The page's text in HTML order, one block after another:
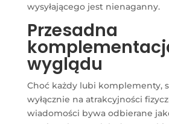
wysyłającego jest nienaganny.
Przesadna
wyglądu
Choć każdy lubi komplementy,
wyłącznie na atrakcyjności
wiadomości bywa odbierane